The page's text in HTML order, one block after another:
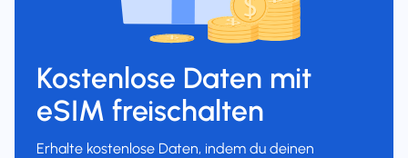
Kostenlose Daten mit
eSIM freischalten
Erhalte kostenlose Daten, indem du deinen